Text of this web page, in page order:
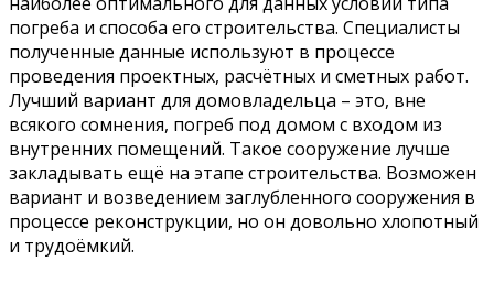
погреба и способа его строительства. Специалисты
полученные данные используют в процессе
проведения проектных, расчётных и сметных работ.
Лучший вариант для домовладельца – это, вне
всякого сомнения, погреб под домом с входом из
внутренних помещений. Такое сооружение лучше
закладывать ещё на этапе строительства. Возможен
вариант и возведением заглубленного сооружения в
процессе реконструкции, но он довольно хлопотный
и трудоёмкий.